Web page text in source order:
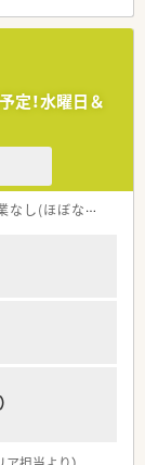
にてグループ全
する異動はあり
や医療モールを
は大手企業並み
く幅広い薬剤師
メインに実施。
場理解がある運
定！水曜日＆
し(ほぼなし含む)